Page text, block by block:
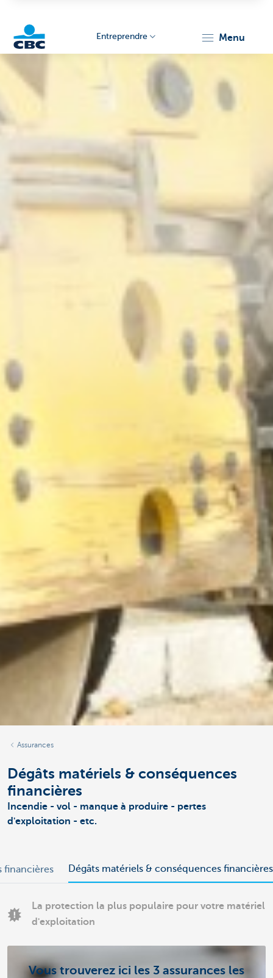
Entreprendre menu
Assurances
Dégâts matériels & conséquences
financières
Incendie - vol - manque à produire - pertes
d'exploitation - etc.
financières Dégâts matériels & conséquences financières
La protection la plus populaire pour votre matériel
d'exploitation
Vous trouverez ici les 3 assurances les